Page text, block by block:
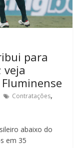
para
veja
Contratações,
abaixo do
em 35